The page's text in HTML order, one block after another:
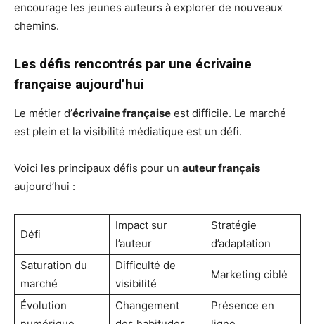
encourage les jeunes auteurs à explorer de nouveaux
chemins.
Les défis rencontrés par une écrivaine
française aujourd’hui
Le métier d’écrivaine française est difficile. Le marché
est plein et la visibilité médiatique est un défi.
Voici les principaux défis pour un auteur français
aujourd’hui :
Défi
Impact sur
l’auteur
Stratégie
d’adaptation
Saturation du
marché
Difficulté de
visibilité
Marketing ciblé
Évolution
Changement
Présence en